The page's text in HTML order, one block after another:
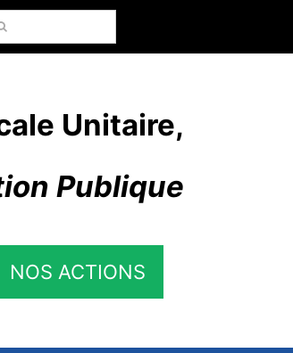
Unitaire,
Publique
NOS ACTIONS